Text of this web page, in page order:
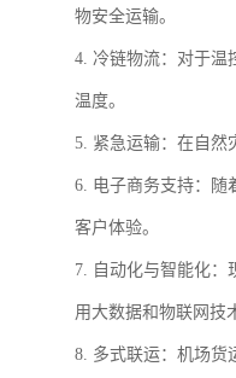
物安全运输。
4. 冷链物流：对于温
温度。
5. 紧急运输：在自然
6. 电子商务支持：随
客户体验。
7. 自动化与智能化：
用大数据和物联网技
8. 多式联运：机场货